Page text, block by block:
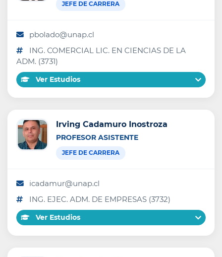
JEFE DE CARRERA
pbolado@unap.cl
ING. COMERCIAL LIC. EN CIENCIAS DE LA
ADM. (3731)
Ver Estudios
Irving Cadamuro Inostroza
PROFESOR ASISTENTE
JEFE DE CARRERA
icadamur@unap.cl
ING. EJEC. ADM. DE EMPRESAS (3732)
Ver Estudios